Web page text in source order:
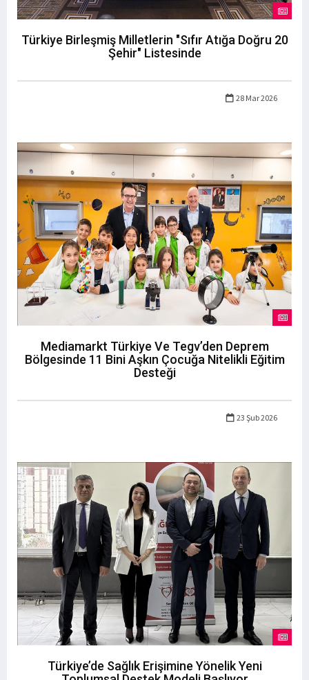
Türkiye Birleşmiş Milletlerin "Sıfır Atığa Doğru 20
Şehir" Listesinde
28 Mar 2026
Mediamarkt Türkiye Ve Tegv’den Deprem
Bölgesinde 11 Bini Aşkın Çocuğa Nitelikli Eğitim
Desteği
23 Şub 2026
Türkiye’de Sağlık Erişimine Yönelik Yeni